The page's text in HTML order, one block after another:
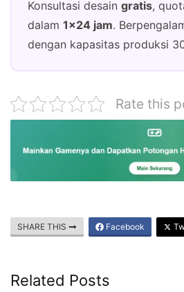
Konsultasi desain gratis,
dalam 1×24 jam.
dengan kapasitas produksi
Rate this
SHARE THIS Facebook
Related Posts